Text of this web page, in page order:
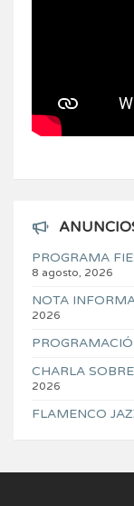
PROGRAMA
8 agosto, 2026
NOTA
2026
CHARLA
2026
FLAMENCO